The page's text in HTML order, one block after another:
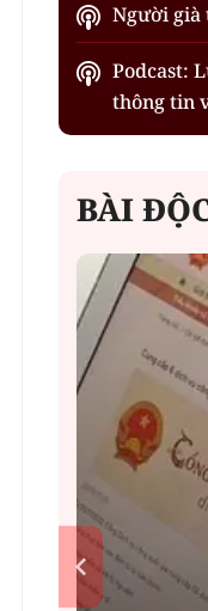
Người già
Podcast:
thông tin
BÀI